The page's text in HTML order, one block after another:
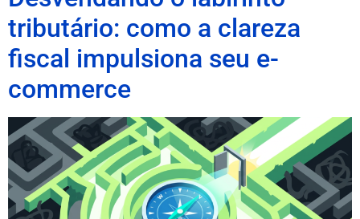
tributário: como a clareza
fiscal impulsiona seu e-
commerce